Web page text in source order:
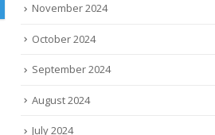
November 2024
October 2024
September 2024
August 2024
July 2024